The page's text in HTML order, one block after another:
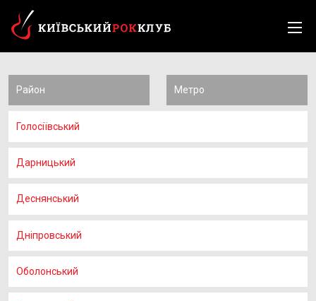
Район Метро
Голосіївський
Дарницький
Деснянський
Дніпровський
Оболонський